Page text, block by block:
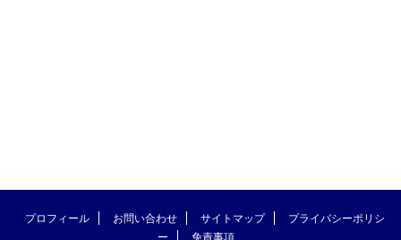
プロフィール お問い合わせ サイトマップ
プライバシーポリシ
ー
免責事項